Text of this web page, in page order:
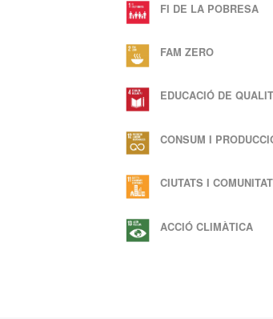
FI DE LA POBRESA
FAM ZERO
EDUCACIÓ DE
CONSUM I
CIUTATS I
ACCIÓ CLIMÀTICA